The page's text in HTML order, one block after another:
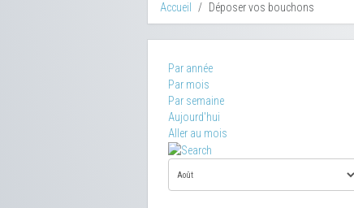
Accueil Déposer vos bouchons
Par année
Par mois
Par semaine
Aujourd'hui
Aller au mois